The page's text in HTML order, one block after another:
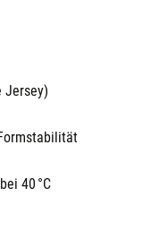
Jersey)
40 °C